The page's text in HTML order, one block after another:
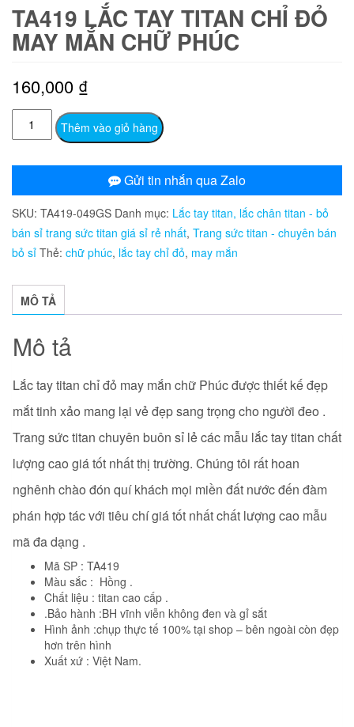
TA419 LẮC TAY TITAN CHỈ ĐỎ
MAY MẮN CHỮ PHÚC
160,000 ₫
TA419
Lắc
chỉ
đỏ
may
mắn
Phúc
số
lượng
Thêm vào giỏ hàng
Gửi tin nhắn qua Zalo
SKU: TA419-049GS Danh mục: Lắc tay titan, lắc chân titan - bỏ
bán sỉ trang sức titan giá sỉ rẻ nhất, Trang sức titan - chuyên bán
bỏ sỉ Thẻ: chữ phúc, lắc tay chỉ đỏ, may mắn
MÔ TẢ
Mô tả
Lắc tay titan chỉ đỏ may mắn chữ Phúc được thiết kế đẹp
mắt tinh xảo mang lại vẻ đẹp sang trọng cho người đeo .
Trang sức titan chuyên buôn sỉ lẻ các mẫu lắc tay titan chất
lượng cao giá tốt nhất thị trường. Chúng tôi rất hoan
nghênh chào đón quí khách mọi miền đất nước đến đàm
phán hợp tác với tiêu chí giá tốt nhất chất lượng cao mẫu
mã đa dạng .
Mã SP : TA419
Màu sắc : Hồng .
Chất liệu : titan cao cấp .
.Bảo hành :BH vĩnh viễn không đen và gỉ sắt
Hình ảnh :chụp thực tế 100% tại shop – bên ngoài còn đẹp
hơn trên hình
Xuất xứ : Việt Nam.